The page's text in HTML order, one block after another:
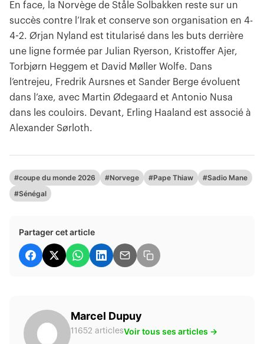
En face, la Norvège de Ståle Solbakken reste sur un
succès contre l’Irak et conserve son organisation en 4-
4-2. Ørjan Nyland est titularisé dans les buts derrière
une ligne formée par Julian Ryerson, Kristoffer Ajer,
Torbjørn Heggem et David Møller Wolfe. Dans
l’entrejeu, Fredrik Aursnes et Sander Berge évoluent
dans l’axe, avec Martin Ødegaard et Antonio Nusa
dans les couloirs. Devant, Erling Haaland est associé à
Alexander Sørloth.
#coupe du monde 2026 #Norvege #Pape Thiaw
#Sadio Mane
#Sénégal
Partager cet article
Marcel Dupuy
11652 articlesVoir tous ses articles →